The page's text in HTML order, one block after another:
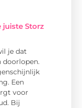
Storz
je dat
doorlopen.
Een
voor
Bij